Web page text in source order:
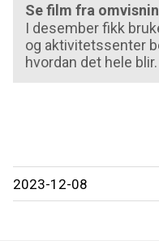
Se film fra
I desember fikk
og aktivitetssenter
hvordan det hele blir.
2023-12-08